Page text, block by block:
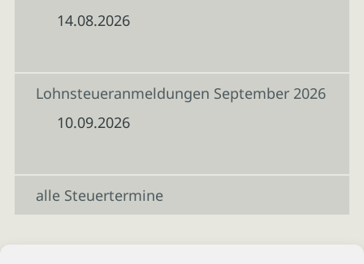
14.08.2026
Lohnsteueranmeldungen September 2026
10.09.2026
alle Steuertermine